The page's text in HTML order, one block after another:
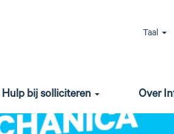
Taal
Hulp bij solliciteren Over